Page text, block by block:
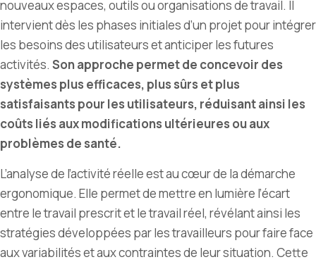
nouveaux espaces, outils ou organisations de travail. Il
intervient dès les phases initiales d’un projet pour intégrer
les besoins des utilisateurs et anticiper les futures
activités. Son approche permet de concevoir des
systèmes plus efficaces, plus sûrs et plus
satisfaisants pour les utilisateurs, réduisant ainsi les
coûts liés aux modifications ultérieures ou aux
problèmes de santé.
L’analyse de l’activité réelle est au cœur de la démarche
ergonomique. Elle permet de mettre en lumière l’écart
entre le travail prescrit et le travail réel, révélant ainsi les
stratégies développées par les travailleurs pour faire face
aux variabilités et aux contraintes de leur situation. Cette